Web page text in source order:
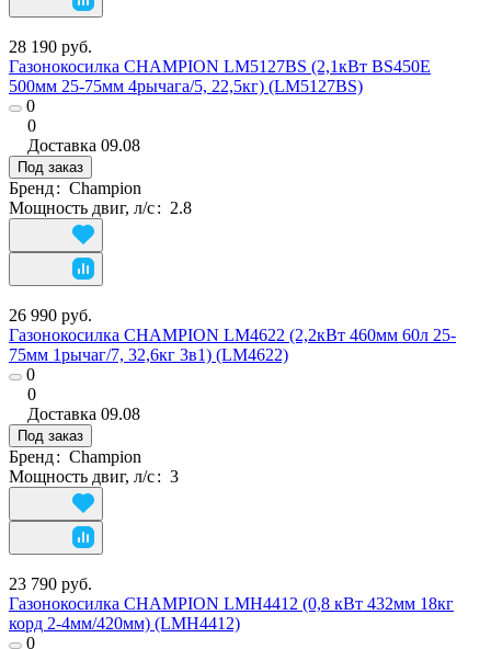
28 190 руб.
Газонокосилка CHAMPION LM5127BS (2,1кВт BS450E
500мм 25-75мм 4рычага/5, 22,5кг) (LM5127BS)
0
0
Доставка 09.08
Под заказ
Бренд: Champion
Мощность двиг, л/с: 2.8
26 990 руб.
Газонокосилка CHAMPION LM4622 (2,2кВт 460мм 60л 25-
75мм 1рычаг/7, 32,6кг 3в1) (LM4622)
0
0
Доставка 09.08
Под заказ
Бренд: Champion
Мощность двиг, л/с: 3
23 790 руб.
Газонокосилка CHAMPION LMH4412 (0,8 кВт 432мм 18кг
корд 2-4мм/420мм) (LMH4412)
0